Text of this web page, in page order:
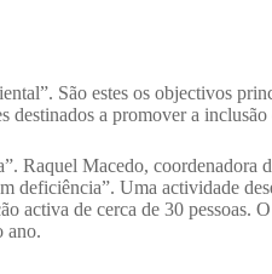
São estes os objectivos
destinados a promover a
Raquel Macedo, coordenadora
deficiência”. Uma actividade
activa de cerca de 30 pessoas.
ano.